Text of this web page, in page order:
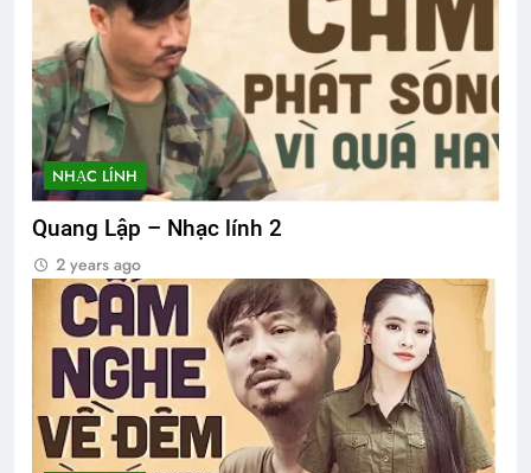
NHẠC LÍNH
Quang Lập – Nhạc lính 2
2 years ago